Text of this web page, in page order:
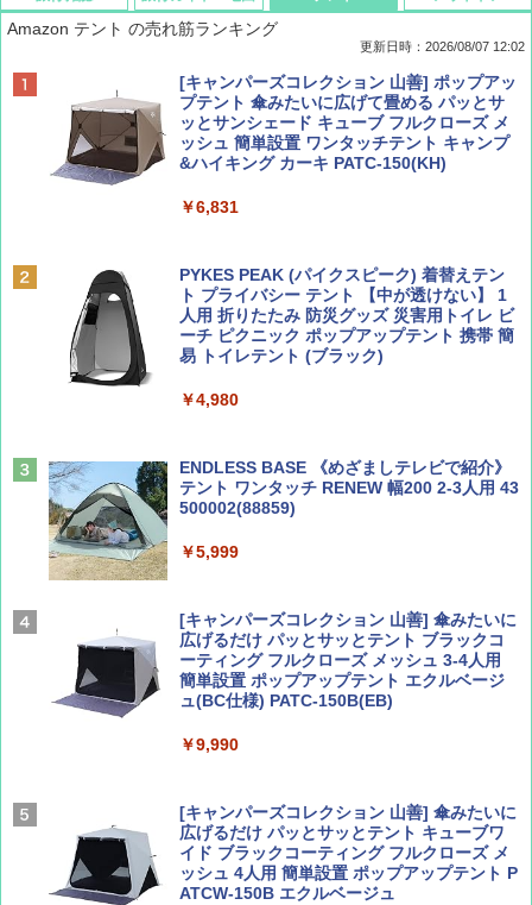
ディズニーファン ２０２６年 ９月号 [雑
誌] (ＤＩＳＮＥＹ ＦＡＮ)
￥713
￥1,500
AIRLINE（エアライン）2026年9月号【特
集】ボーイング110周年を祝して！
￥1,760
D40 地球の歩き方 チェンマイ タイ北部の魅
力的な町 2026～2027 地球の歩き方D アジア
￥2,079
￥2,479
ァキア 2026～2027 地球の歩き方A ヨーロッ
￥2,277
新しい日本地理 地図・統計・移動から読み
解く (講談社現代新書)
￥1,540
Amazon テント の売れ筋ランキング
更新日時：2026/08/07 12:02
[キャンパーズコレクション 山善] ポップアッ
プテント 傘みたいに広げて畳める パッとサ
ッとサンシェード キューブ フルクローズ メ
ッシュ 簡単設置 ワンタッチテント キャンプ
&ハイキング カーキ PATC-150(KH)
￥6,831
PYKES PEAK (パイクスピーク) 着替えテン
ト プライバシー テント 【中が透けない】 1
人用 折りたたみ 防災グッズ 災害用トイレ ビ
ーチ ピクニック ポップアップテント 携帯 簡
易 トイレテント (ブラック)
￥4,980
ENDLESS BASE 《めざましテレビで紹介》
テント ワンタッチ RENEW 幅200 2-3人用 43
500002(88859)
￥5,999
[キャンパーズコレクション 山善] 傘みたいに
広げるだけ パッとサッとテント ブラックコ
ーティング フルクローズ メッシュ 3-4人用
簡単設置 ポップアップテント エクルベージ
ュ(BC仕様) PATC-150B(EB)
￥9,990
[キャンパーズコレクション 山善] 傘みたいに
広げるだけ パッとサッとテント キューブワ
イド ブラックコーティング フルクローズ メ
ッシュ 4人用 簡単設置 ポップアップテント P
ATCW-150B エクルベージュ